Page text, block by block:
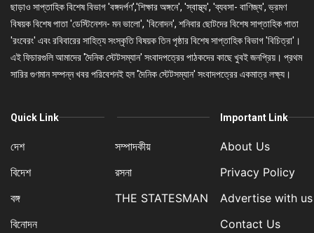
ছাড়াও সাপ্তাহিক বিশেষ বিভাগ 'বঙ্গদর্পণ','শিক্ষার অঙ্গনে', 'স্বাস্থ্য', 'ব্যবসা- বাণিজ্য', ভ্রমণ
বিষয়ক বিশেষ পাতা 'ডেস্টিনেশন- মন ভালো', 'বিনোদন', শনিবার ছোটদের বিশেষ সাপ্তাহিক পাতা
'রংবেরং' এবং রবিবারের সাহিত্য সংস্কৃতি বিষয়ক তিন পৃষ্ঠার বিশেষ সাপ্তাহিক বিভাগ 'বিচিত্রা'।
এই ফিচারগুলি আমাদের 'দৈনিক স্টেটসম্যান' সংবাদপত্রের পাঠকদের কাছে খুবই জনপ্রিয়। প্রথম
সারির গুণমান সম্পন্ন খবর পরিবেশনই হল 'দৈনিক স্টেটসম্যান' সংবাদপত্রের একমাত্র লক্ষ্য।
Quick Link
দেশ
বিদেশ
বঙ্গ
বিনোদন
সম্পাদকীয়
রসনা
THE STATESMAN
Important Link
About Us
Privacy Policy
Advertise with us
Contact Us